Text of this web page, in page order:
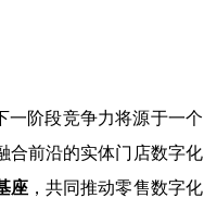
一阶段竞争力将源于一个
合前沿的实体门店数字化
座，共同推动零售数字化